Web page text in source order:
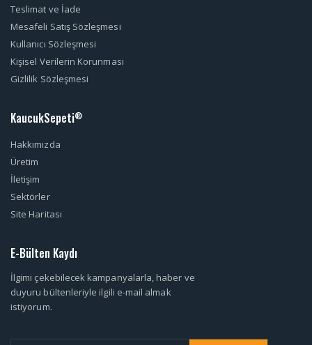
Teslimat ve İade
Mesafeli Satış Sözleşmesi
Kullanıcı Sözleşmesi
Kişisel Verilerin Korunması
Gizlilik Sözleşmesi
KaucukSepeti®
Hakkımızda
Üretim
İletişim
Sektörler
Site Haritası
E-Bülten Kaydı
İlgimi çekebilecek kampanyalarla, haber ve
duyuru bültenleriyle ilgili e-mail almak
istiyorum.